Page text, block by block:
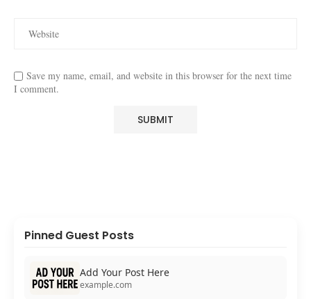
Save my name, email, and website in this browser for the next time
I comment.
Pinned Guest Posts
Add Your Post Here
example.com